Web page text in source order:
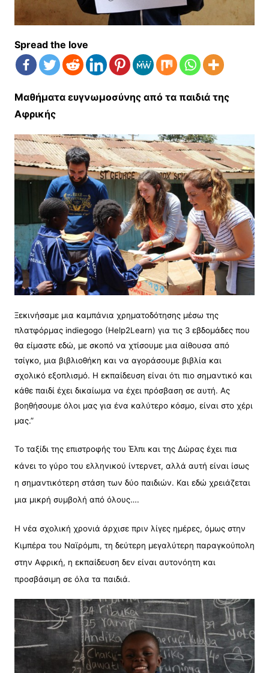
Spread the love
Μαθήματα ευγνωμοσύνης από τα παιδιά της
Αφρικής
Ξεκινήσαμε μια καμπάνια χρηματοδότησης μέσω της
πλατφόρμας indiegogo (Help2Learn) για τις 3 εβδομάδες που
θα είμαστε εδώ, με σκοπό να χτίσουμε μια αίθουσα από
τσίγκο, μια βιβλιοθήκη και να αγοράσουμε βιβλία και
σχολικό εξοπλισμό. Η εκπαίδευση είναι ότι πιο σημαντικό και
κάθε παιδί έχει δικαίωμα να έχει πρόσβαση σε αυτή. Ας
βοηθήσουμε όλοι μας για ένα καλύτερο κόσμο, είναι στο χέρι
μας.”
Το ταξίδι της επιστροφής του Έλπι και της Δώρας έχει πια
κάνει το γύρο του ελληνικού ίντερνετ, αλλά αυτή είναι ίσως
η σημαντικότερη στάση των δύο παιδιών. Και εδώ χρειάζεται
μια μικρή συμβολή από όλους….
Η νέα σχολική χρονιά άρχισε πριν λίγες ημέρες, όμως στην
Κιμπέρα του Ναϊρόμπι, τη δεύτερη μεγαλύτερη παραγκούπολη
στην Αφρική, η εκπαίδευση δεν είναι αυτονόητη και
προσβάσιμη σε όλα τα παιδιά.